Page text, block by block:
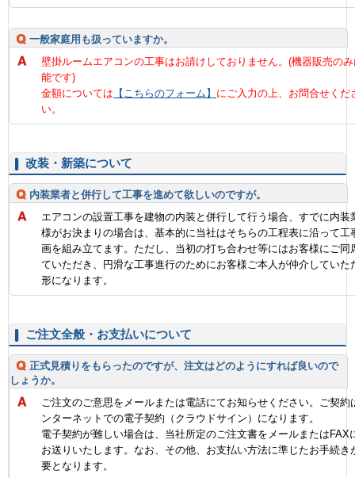
一般家庭用も扱っていますか。
壁掛ルームエアコンの工事はお請けしておりません。(機器販売の
能です)
金額については 【こちらのフォーム】 にご入力の上、お問合せくだ
い。
改装・新築について
内装業者と併行して工事を進めて欲しいのですが。
エアコンの設置工事を建物の内装と併行して行う場合、すでに内装
様がお決まりの場合は、基本的に当社はそちらの工程表に沿って工
画を組み立てます。ただし、当初の打ち合わせ等にはお客様にご同
ていただき、円滑な工事進行のためにお客様ご本人が仲介していた
形になります。
ご注文全般・お支払いについて
正式見積りをもらったのですが、注文はどのようにすれば良いので
しょうか。
ご注文のご意思をメールまたは電話にてお知らせください。ご契約
ンターネットでの電子契約（クラウドサイン）になります。
電子契約が難しい場合は、当社所定のご注文書をメールまたはFAX
お送りいたします。なお、その他、お支払い方法に準じたお手続き
要となります。